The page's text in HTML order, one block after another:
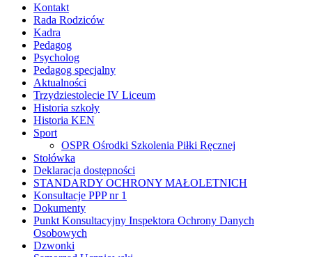
Kontakt
Rada Rodziców
Kadra
Pedagog
Psycholog
Pedagog specjalny
Aktualności
Trzydziestolecie IV Liceum
Historia szkoły
Historia KEN
Sport
OSPR Ośrodki Szkolenia Piłki Ręcznej
Stołówka
Deklaracja dostępności
STANDARDY OCHRONY MAŁOLETNICH
Konsultacje PPP nr 1
Dokumenty
Punkt Konsultacyjny Inspektora Ochrony Danych
Osobowych
Dzwonki